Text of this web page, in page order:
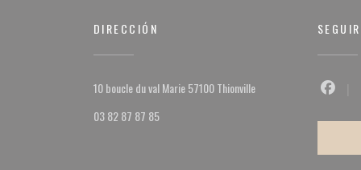
DIRECCIÓN
10 boucle du val Marie 57100 Thionville((abre en una nueva
03 82 87 87 85